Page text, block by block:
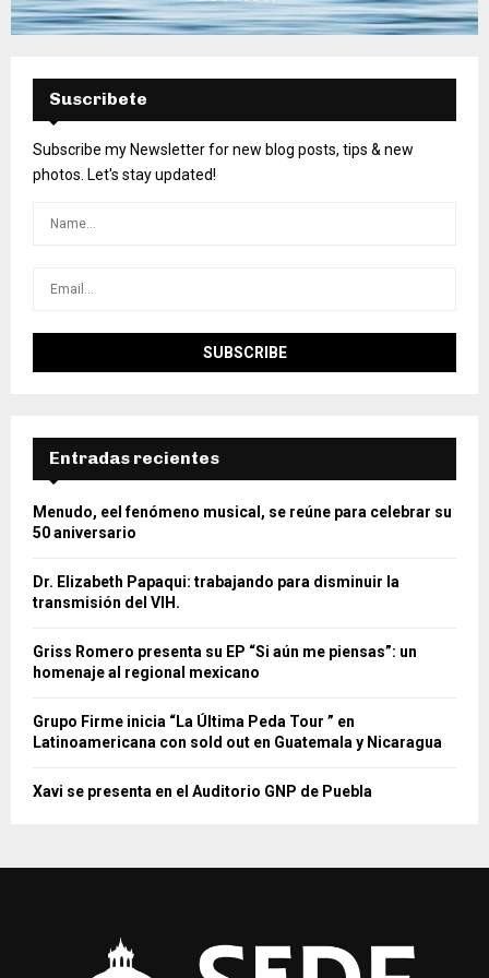
Suscribete
Subscribe my Newsletter for new blog posts, tips & new
photos. Let's stay updated!
Entradas recientes
Menudo, eel fenómeno musical, se reúne para celebrar su
50 aniversario
Dr. Elizabeth Papaqui: trabajando para disminuir la
transmisión del VIH.
Griss Romero presenta su EP “Si aún me piensas”: un
homenaje al regional mexicano
Grupo Firme inicia “La Última Peda Tour ” en
Latinoamericana con sold out en Guatemala y Nicaragua
Xavi se presenta en el Auditorio GNP de Puebla